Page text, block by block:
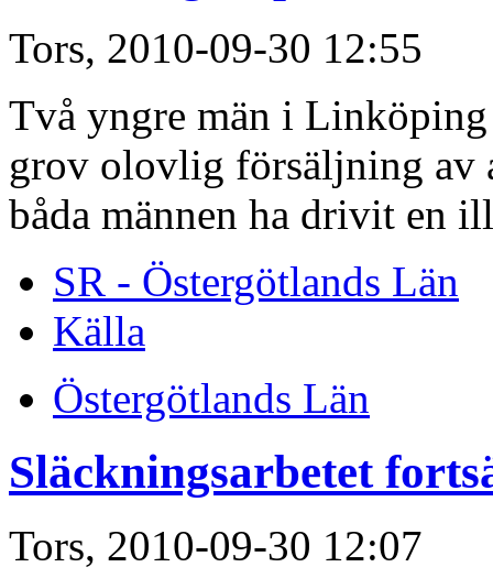
Tors, 2010-09-30 12:55
Två yngre män i
grov olovlig försäljning av
båda männen ha drivit en
SR - Östergötlands Län
Källa
Östergötlands Län
Släckningsarbetet
Tors, 2010-09-30 12:07